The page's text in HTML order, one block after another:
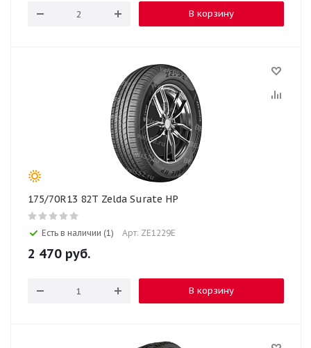
В корзину
175/70R13 82T Zelda Surate HP
Есть в наличии (1) Арт: ZE1229E
2 470 руб.
В корзину